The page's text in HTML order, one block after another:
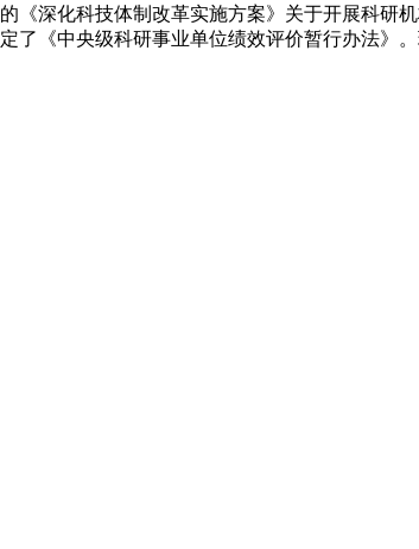
深化科技体制改革实施方案》关于开展科研
《中央级科研事业单位绩效评价暂行办法》。